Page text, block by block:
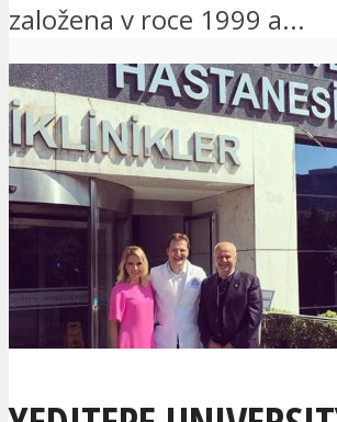
založena v roce 1999 a...